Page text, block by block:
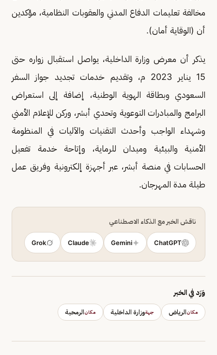
مخالفة تعليمات الدفاع المدني والعقوبات النظامية، مؤكدين
أن (الوقاية أمان).
يذكر أن معرض وزارة الداخلية، يواصل استقبال زواره حتى
15 يناير 2023 م، وتقديم خدمات تجديد جواز السفر
السعودي وبطاقة الهوية الوطنية، إضافة إلى استعراض
البرامج والمبادرات التوعوية وتحدي أبشر، وركن للإعلام الأمني
وشهداء الواجب وأحدث التقنيات والآليات في المنظومة
الأمنية والبيئية وميدان للرماية، وإتاحة خدمة تفعيل
الحسابات في منصة أبشر، عبر أجهزة إلكترونية وفريق عمل
طيلة مدة المهرجان.
ناقش الخبر مع الذكاء الاصطناعي
ChatGPT
Gemini
Claude
Grok
وَرَد في الخبر
مكانالرياض جهةوزارة الداخلية مكانالرمحية